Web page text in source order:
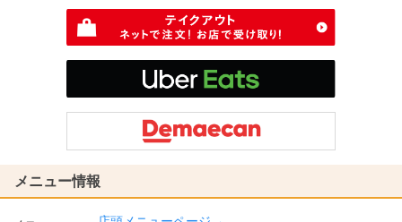
メニュー情報